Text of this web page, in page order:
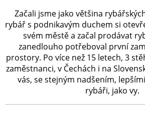
Začali jsme jako většina
rybář s podnikavým duchem si
svém městě a začal prodávat
zanedlouho potřeboval první
prostory. Po více než 15 letech, 3
zaměstnanci, v Čechách i na
vás, se stejným nadšením,
rybáři, jako vy.